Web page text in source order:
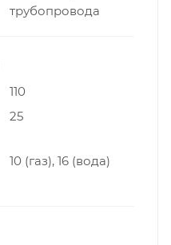
трубопровода
110
25
10 (газ), 16 (вода)